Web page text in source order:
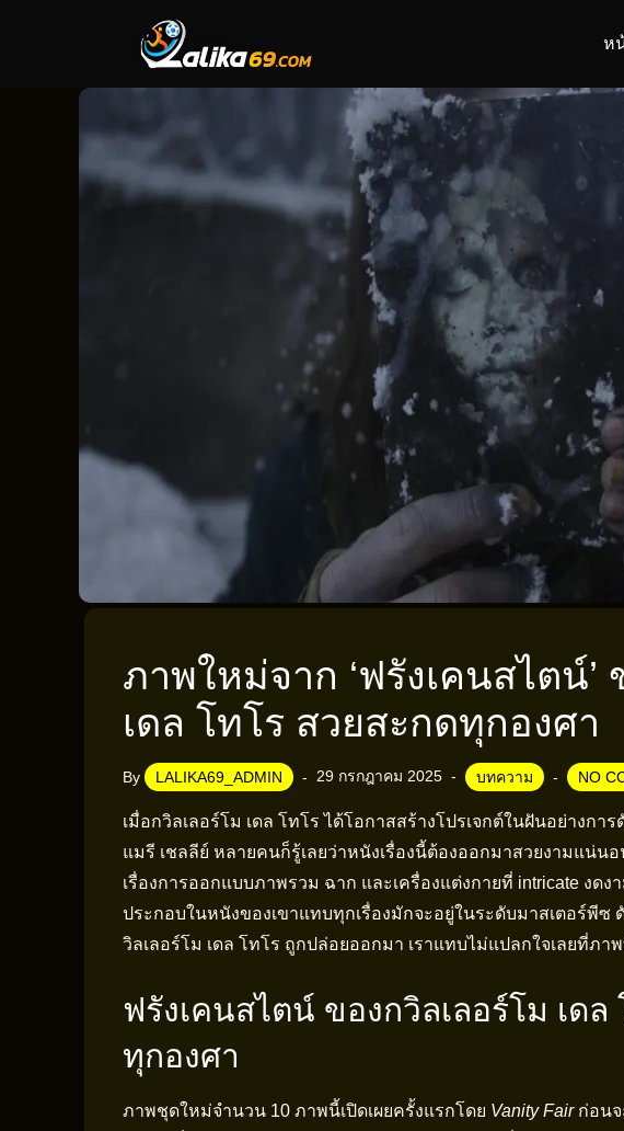
ห
ภาพใหม่จาก ‘ฟรังเคนสไตน์’
เดล โทโร สวยสะกดทุกองศา
By LALIKA69_ADMIN 29 กรกฎาคม 2025 บทความ NO
เมื่อกวิลเลอร์โม เดล โทโร ได้โอกาสสร้างโปรเจกต์ในฝันอย่างกา
แมรี เชลลีย์ หลายคนก็รู้เลยว่าหนังเรื่องนี้ต้องออกมาสวยงามแน่น
เรื่องการออกแบบภาพรวม ฉาก และเครื่องแต่งกายที่ intricate งดง
ประกอบในหนังของเขาแทบทุกเรื่องมักจะอยู่ในระดับมาสเตอร์พีซ
วิลเลอร์โม เดล โทโร ถูกปล่อยออกมา เราแทบไม่แปลกใจเลยที่ภ
ฟรังเคนสไตน์ ของกวิลเลอร์โม เด
ทุกองศา
ภาพชุดใหม่จำนวน 10 ภาพนี้เปิดเผยครั้งแรกโดย Vanity Fairก่อนจ